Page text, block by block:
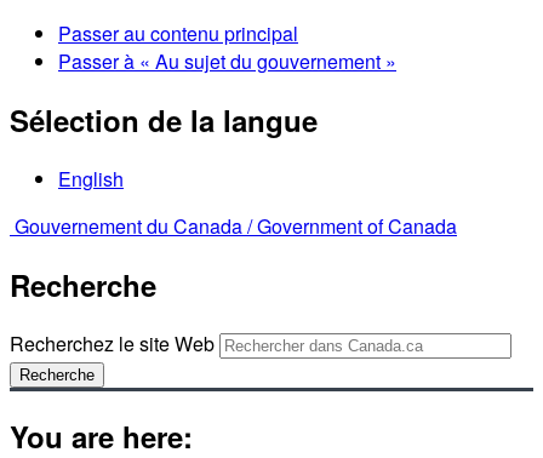
Passer au contenu principal
Passer à « Au sujet du gouvernement »
Sélection de la langue
English
Gouvernement du Canada /Government of Canada
Recherche
Recherchez le site Web
Recherche
You are here: